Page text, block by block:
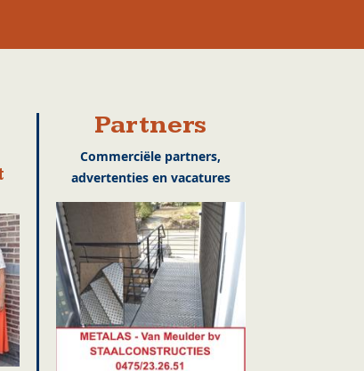
Partners
Commerciële partners,
advertenties en vacatures